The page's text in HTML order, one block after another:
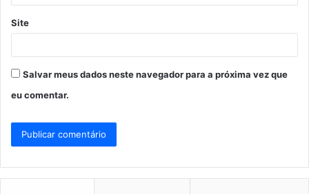
Site
Salvar meus dados neste navegador para a próxima vez que
eu comentar.